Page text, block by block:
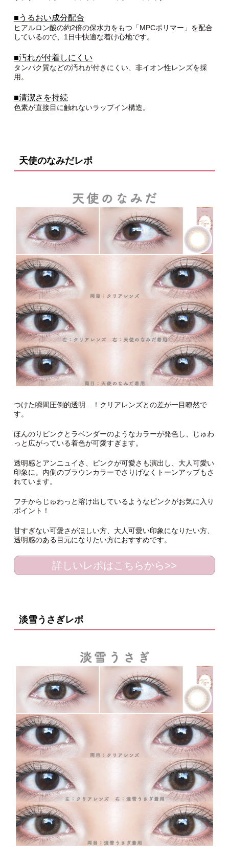
■うるおい成分配合
ヒアルロン酸の約2倍の保水力をもつ「MPCポリマー」を配合
しているので、1日中快適な着け心地です。
■汚れが付着しにくい
タンパク質などの汚れが付きにくい、非イオン性レンズを採
用。
■清潔さを持続
色素が直接目に触れないラップイン構造。
天使のなみだレポ
つけた瞬間圧倒的透明…！クリアレンズとの差が一目瞭然で
す。
ほんのりピンクとラベンダーのようなカラーが発色し、じゅわ
っと広がっている着色が可愛すぎます。
透明感とアンニュイさ、ピンクが可愛さも演出し、大人可愛い
印象に。内側のブラウンカラーでさりげなくトーンアップもさ
れています。
フチからじゅわっと溶け出しているようなピンクがお気に入り
ポイント！
甘すぎない可愛さがほしい方、大人可愛い印象になりたい方、
透明感のある目元になりたい方におすすめです。
詳しいレポはこちらから>>
淡雪うさぎレポ